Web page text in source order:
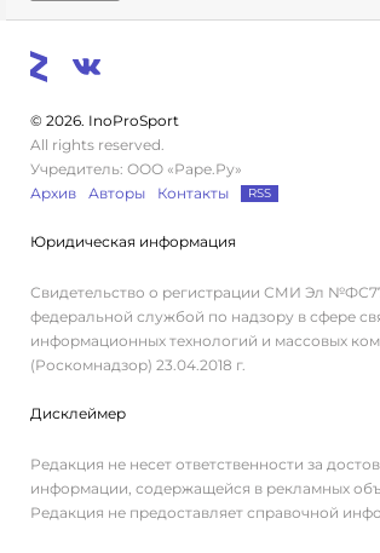
© 2026. InoProSport
All rights reserved.
Учредитель: ООО «Раре.Ру»
Архив
Авторы Контакты RSS
Юридическая информация
Свидетельство о регистрации СМИ Эл
федеральной службой по надзору в сфере
информационных технологий и массовых
(Роскомнадзор) 23.04.2018 г.
Дисклеймер
Редакция не несет ответственности за
информации, содержащейся в рекламных
Редакция не предоставляет справочной